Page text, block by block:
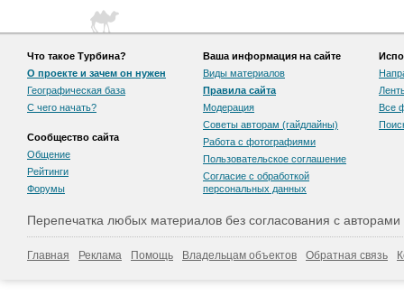
Что такое Турбина?
О проекте и зачем он нужен
Географическая база
С чего начать?
Сообщество сайта
Общение
Рейтинги
Форумы
Ваша информация на сайте
Виды материалов
Правила сайта
Модерация
Советы авторам (гайдлайны)
Работа с фотографиями
Пользовательскоe соглашение
Согласие с обработкой
персональных данных
Все
Перепечатка любых материалов без согласования с
Главная Реклама Помощь Владельцам объектов Обратная связь